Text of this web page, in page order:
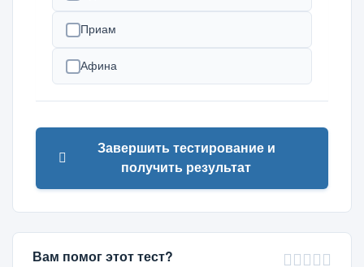
Приам
Афина
Завершить тестирование и
получить результат
Вам помог этот тест?